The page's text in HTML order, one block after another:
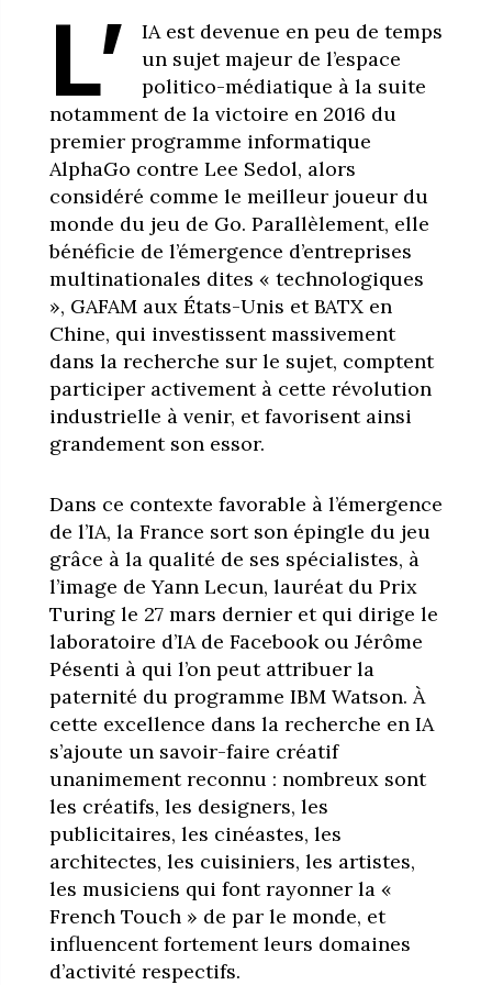
L’
IA est devenue en peu de temps
un sujet majeur de l’espace
politico-médiatique à la suite
notamment de la victoire en 2016 du
premier programme informatique
AlphaGo contre Lee Sedol, alors
considéré comme le meilleur joueur du
monde du jeu de Go. Parallèlement, elle
bénéficie de l’émergence d’entreprises
multinationales dites « technologiques
», GAFAM aux États-Unis et BATX en
Chine, qui investissent massivement
dans la recherche sur le sujet, comptent
participer activement à cette révolution
industrielle à venir, et favorisent ainsi
grandement son essor.
Dans ce contexte favorable à l’émergence
de l’IA, la France sort son épingle du jeu
grâce à la qualité de ses spécialistes, à
l’image de Yann Lecun, lauréat du Prix
Turing le 27 mars dernier et qui dirige le
laboratoire d’IA de Facebook ou Jérôme
Pésenti à qui l’on peut attribuer la
paternité du programme IBM Watson. À
cette excellence dans la recherche en IA
s’ajoute un savoir-faire créatif
unanimement reconnu : nombreux sont
les créatifs, les designers, les
publicitaires, les cinéastes, les
architectes, les cuisiniers, les artistes,
les musiciens qui font rayonner la «
French Touch » de par le monde, et
influencent fortement leurs domaines
d’activité respectifs.